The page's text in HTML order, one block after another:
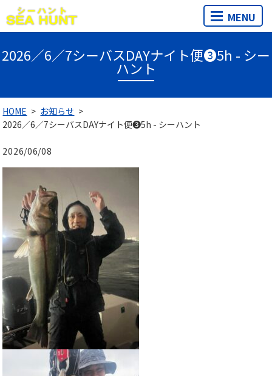
MENU
2026／6／7シーバスDAYナイト便❸5h - シー
ハント
HOME
お知らせ
2026／6／7シーバスDAYナイト便❸5h - シーハント
2026/06/08